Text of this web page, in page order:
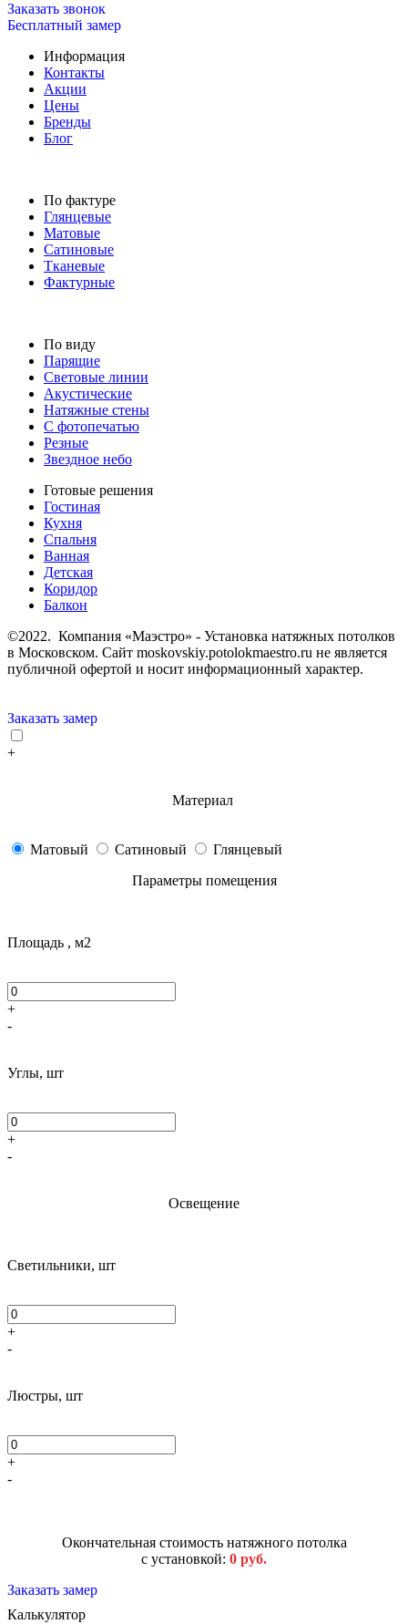
Заказать звонок
Бесплатный замер
Информация
Контакты
Акции
Цены
Бренды
Блог
По фактуре
Глянцевые
Матовые
Сатиновые
Тканевые
Фактурные
По виду
Парящие
Световые линии
Акустические
Натяжные стены
С фотопечатью
Резные
Звездное небо
Готовые решения
Гостиная
Кухня
Спальня
Ванная
Детская
Коридор
Балкон
©2022. Компания «Маэстро» - Установка натяжных потолков
в Московском. Сайт moskovskiy.potolokmaestro.ru не является
публичной офертой и носит информационный характер.
Заказать замер
+
Материал
Матовый Сатиновый
Глянцевый
Параметры помещения
Площадь , м2
+
-
Углы, шт
+
-
Освещение
Светильники, шт
+
-
Люстры, шт
+
-
Окончательная стоимость натяжного потолка
с установкой: 0 руб.
Заказать замер
Калькулятор